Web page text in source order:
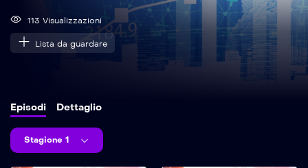
113 Visualizzazioni
Lista da guardare
Episodi Dettaglio
Stagione 1